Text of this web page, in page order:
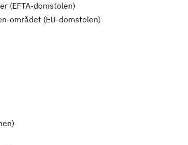
(EFTA-domstolen)
området (EU-domstolen)